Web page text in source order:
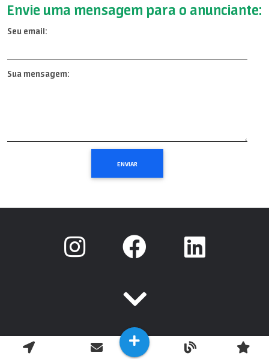
Envie uma mensagem para o anunciante:
Seu email:
Sua mensagem: